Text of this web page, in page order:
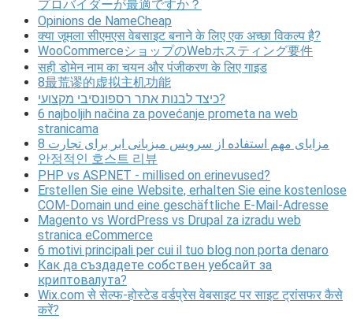
プロバイダーが最適ですか？
Opinions de NameCheap
क्या जूमला सीएमएस वेबसाइट बनाने के लिए एक अच्छा विकल्प है?
WooCommerceショップのWebホスティング要件
सही डोमेन नाम का चयन और पंजीकरण के लिए गाइड
8最荒谬的虚拟主机功能
כיצד לבנות אתר רספונסיבי מקצועי?
6 najboljih načina za povećanje prometa na web
stranicama
8 مزایای مهم استفاده از سرویس میزبانی ابر برای تجارت
안정적인 호스트 리뷰
PHP vs ASP.NET - millised on erinevused?
Erstellen Sie eine Website, erhalten Sie eine kostenlose
COM-Domain und eine geschäftliche E-Mail-Adresse
Magento vs WordPress vs Drupal za izradu web
stranica eCommerce
6 motivi principali per cui il tuo blog non porta denaro
Как да създадете собствен уебсайт за
криптовалута?
Wix.com से सेल्फ-होस्टेड वर्डप्रेस वेबसाइट पर साइट ट्रांसफर कैसे
करें?